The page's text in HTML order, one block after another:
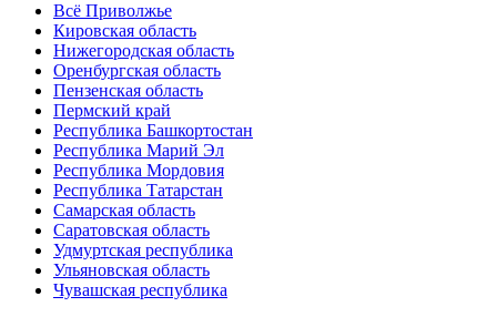
Всё Приволжье
Кировская область
Нижегородская область
Оренбургская область
Пензенская область
Пермский край
Республика Башкортостан
Республика Марий Эл
Республика Мордовия
Республика Татарстан
Самарская область
Саратовская область
Удмуртская республика
Ульяновская область
Чувашская республика